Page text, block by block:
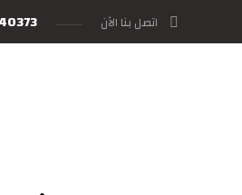
اتصل بنا الآن